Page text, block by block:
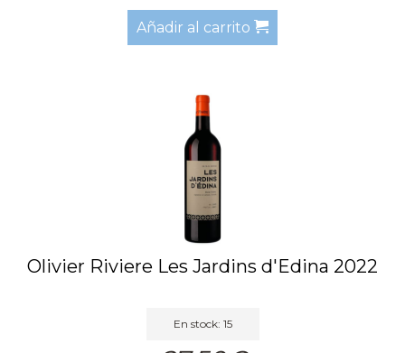
Añadir al carrito
Olivier Riviere Les Jardins d'Edina 2022
En stock: 15